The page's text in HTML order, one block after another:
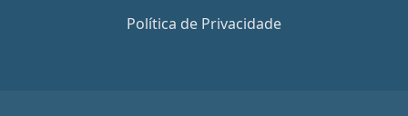
Política de Privacidade